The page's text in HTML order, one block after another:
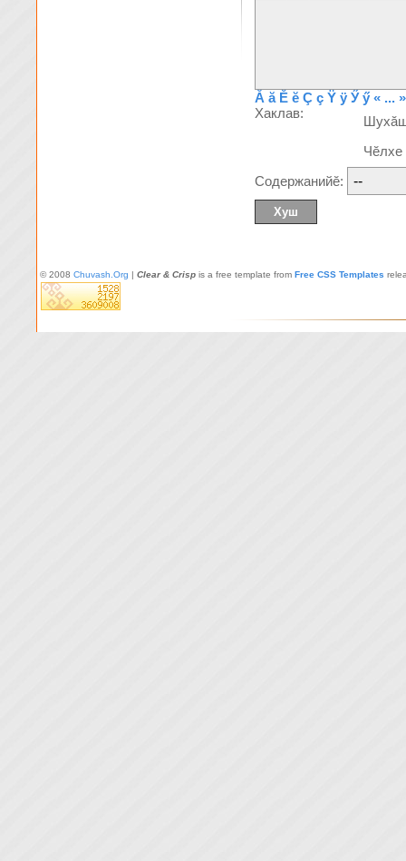
Ă ă Ĕ ĕ Ç ç Ÿ ÿ Ӳ ӳ « ... »
Хаклав:
Содержанийĕ:
© 2008 Chuvash.Org | Clear & Crisp is a free template from Free CSS Templates